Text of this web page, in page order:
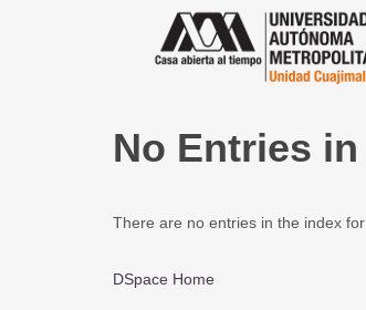
No Entries
There are no entries in the index for
DSpace Home